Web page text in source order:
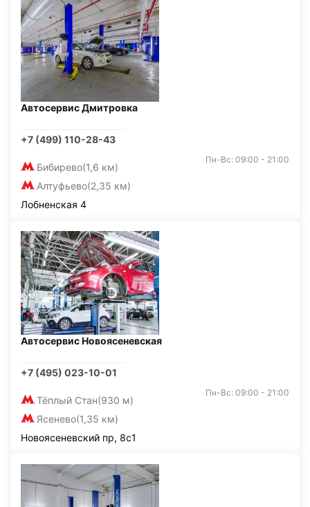
Автосервис Дмитровка
+7 (499) 110-28-43
Бибирево(1,6 км)
Алтуфьево(2,35 км)
Пн-Вс: 09:00 - 21:00
Лобненская 4
Автосервис Новоясеневская
+7 (495) 023-10-01
Тёплый Стан(930 м)
Ясенево(1,35 км)
Пн-Вс: 09:00 - 21:00
Новоясеневский пр, 8с1